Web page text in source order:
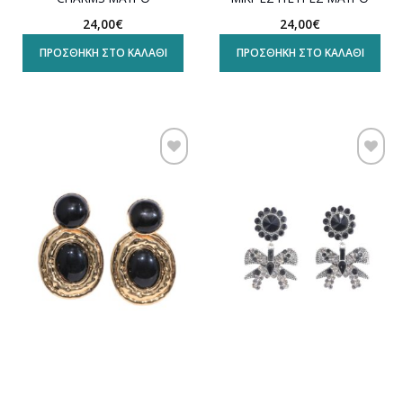
24,00€
ΠΡΟΣΘΉΚΗ ΣΤΟ ΚΑΛΆΘΙ
24,00€
ΠΡΟΣΘΉΚΗ ΣΤΟ ΚΑΛΆΘΙ
Προσθήκη
στη
wishlist
στη
wishlist